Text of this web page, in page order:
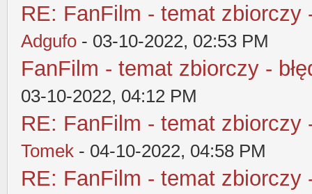
RE: FanFilm - temat zbiorczy
Adgufo - 03-10-2022, 02:53 PM
FanFilm - temat zbiorczy -
03-10-2022, 04:12 PM
RE: FanFilm - temat zbiorczy
Tomek - 04-10-2022, 04:58 PM
RE: FanFilm - temat zbiorczy